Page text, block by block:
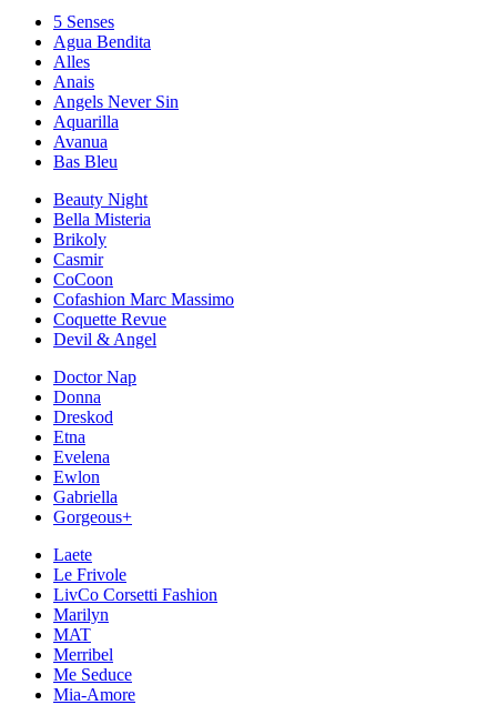
5 Senses
Agua Bendita
Alles
Anais
Angels Never Sin
Aquarilla
Avanua
Bas Bleu
Beauty Night
Bella Misteria
Brikoly
Casmir
CoCoon
Cofashion Marc Massimo
Coquette Revue
Devil & Angel
Doctor Nap
Donna
Dreskod
Etna
Evelena
Ewlon
Gabriella
Gorgeous+
Laete
Le Frivole
LivCo Corsetti Fashion
Marilyn
MAT
Merribel
Me Seduce
Mia-Amore